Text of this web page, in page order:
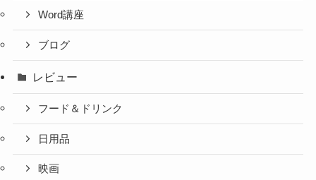
Word講座
ブログ
レビュー
フード＆ドリンク
日用品
映画